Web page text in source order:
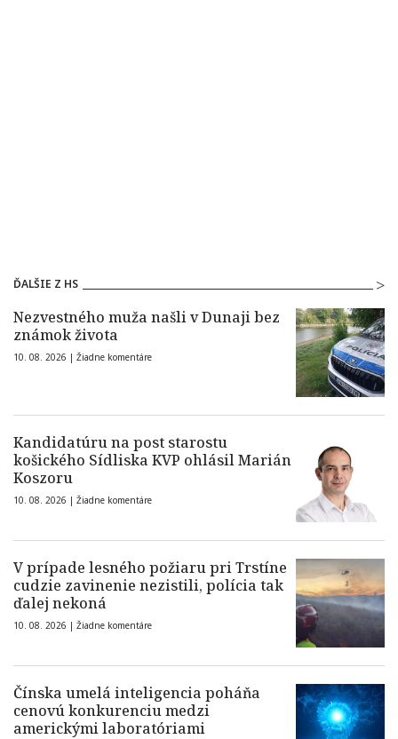
ĎALŠIE Z HS
Nezvestného muža našli v Dunaji bez
známok života
10. 08. 2026 | Žiadne komentáre
Kandidatúru na post starostu
košického Sídliska KVP ohlásil Marián
Koszoru
10. 08. 2026 | Žiadne komentáre
V prípade lesného požiaru pri Trstíne
cudzie zavinenie nezistili, polícia tak
ďalej nekoná
10. 08. 2026 | Žiadne komentáre
Čínska umelá inteligencia poháňa
cenovú konkurenciu medzi
americkými laboratóriami